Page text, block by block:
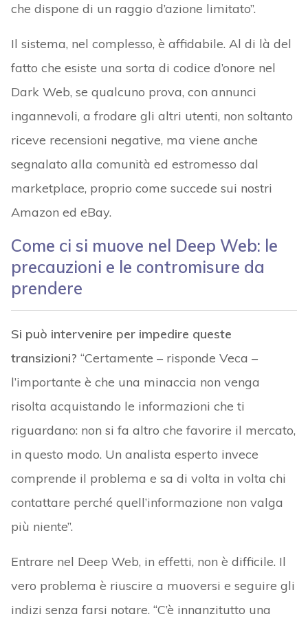
che dispone di un raggio d’azione limitato”.
Il sistema, nel complesso, è affidabile. Al di là del
fatto che esiste una sorta di codice d’onore nel
Dark Web, se qualcuno prova, con annunci
ingannevoli, a frodare gli altri utenti, non soltanto
riceve recensioni negative, ma viene anche
segnalato alla comunità ed estromesso dal
marketplace, proprio come succede sui nostri
Amazon ed eBay.
Come ci si muove nel Deep Web: le
precauzioni e le contromisure da
prendere
Si può intervenire per impedire queste
transizioni? “Certamente – risponde Veca –
l’importante è che una minaccia non venga
risolta acquistando le informazioni che ti
riguardano: non si fa altro che favorire il mercato,
in questo modo. Un analista esperto invece
comprende il problema e sa di volta in volta chi
contattare perché quell’informazione non valga
più niente”.
Entrare nel Deep Web, in effetti, non è difficile. Il
vero problema è riuscire a muoversi e seguire gli
indizi senza farsi notare. “C’è innanzitutto una